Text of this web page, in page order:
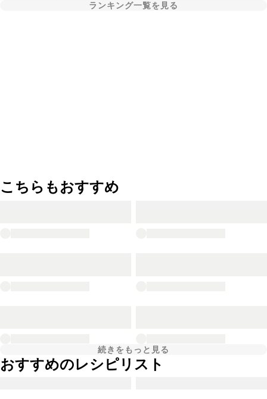
ランキング一覧を見る
こちらもおすすめ
続きをもっと見る
おすすめのレシピリスト